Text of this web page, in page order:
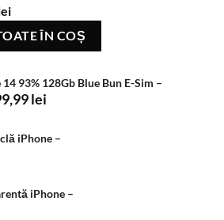
ÎN COȘ
93% 128Gb Blue Bun E-Sim –
lei
1.799,99 lei.
iPhone –
iPhone –